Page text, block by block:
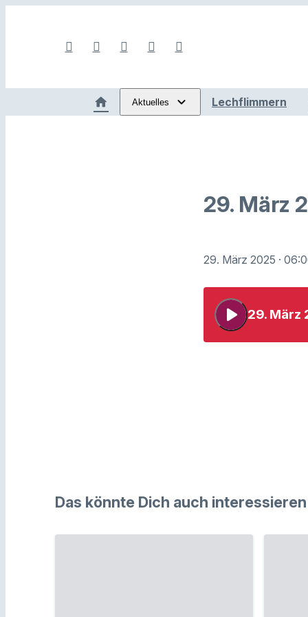
Aktuelles Lechflimmern
29. März
29. März 2025 ·
play_arrow 29. März
Das könnte Dich auch interessieren